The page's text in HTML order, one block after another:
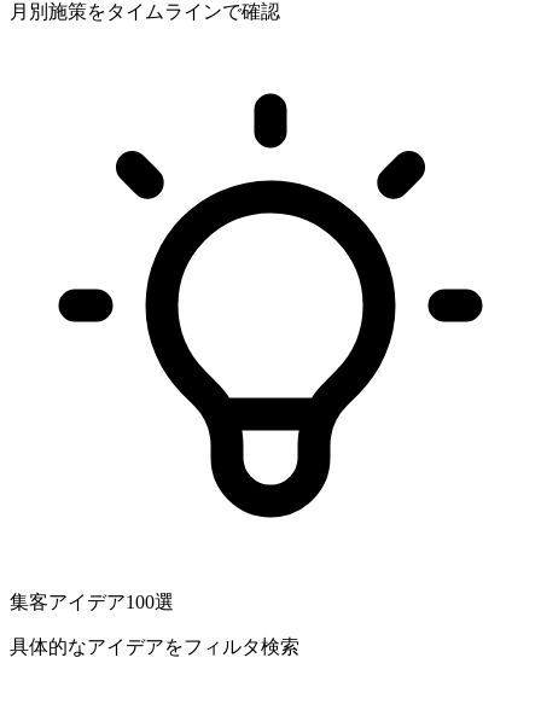
月別施策をタイムラインで確認
集客アイデア100選
具体的なアイデアをフィルタ検索